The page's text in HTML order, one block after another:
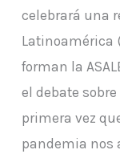
celebrará una
Latinoamérica
forman la
el debate
primera vez
pandemia nos